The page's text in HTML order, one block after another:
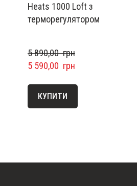
Heats 1000 Loft з
терморегулятором
5 890,00  грн
5 590,00  грн
КУПИТИ